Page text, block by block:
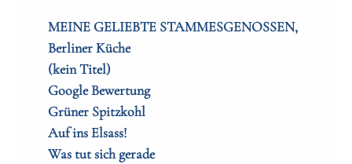
MEINE GELIEBTE STAMMESGENOSSEN,
Berliner Küche
(kein Titel)
Google Bewertung
Grüner Spitzkohl
Auf ins Elsass!
Was tut sich gerade